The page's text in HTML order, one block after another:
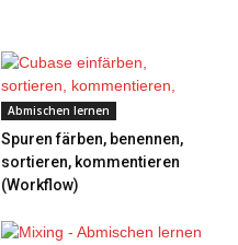
Abmischen lernen
Spuren färben, benennen,
sortieren, kommentieren
(Workflow)